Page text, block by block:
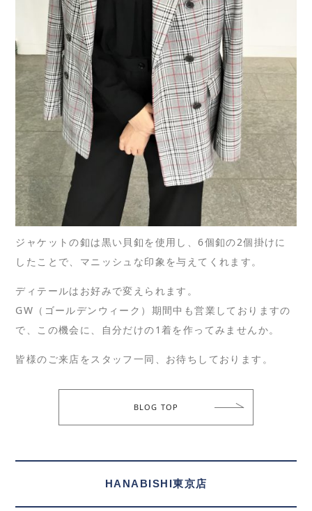
ジャケットの釦は黒い貝釦を使用し、6個釦の2個掛けに
したことで、マニッシュな印象を与えてくれます。
ディテールはお好みで変えられます。
GW（ゴールデンウィーク）期間中も営業しておりますの
で、この機会に、自分だけの1着を作ってみませんか。
皆様のご来店をスタッフ一同、お待ちしております。
BLOG TOP
HANABISHI東京店